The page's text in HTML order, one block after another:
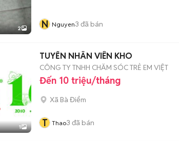
2 N Nguyen3 đã bán
1
TUYỂN NHÂN VIÊN KHO
CÔNG TY TNHH CHĂM SÓC TRẺ EM VIỆT
Đến 10 triệu/tháng
Xã Bà Điểm
T Thao3 đã bán